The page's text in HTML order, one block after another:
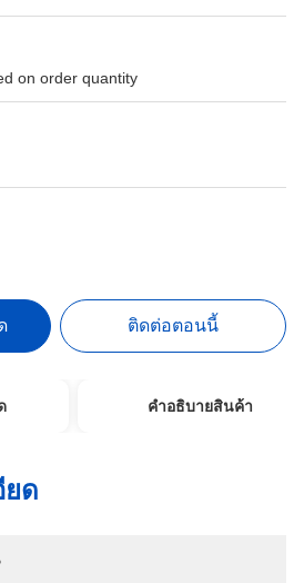
on order quantity
ติดต่อตอนนี้
คําอธิบายสินค้า
ยด